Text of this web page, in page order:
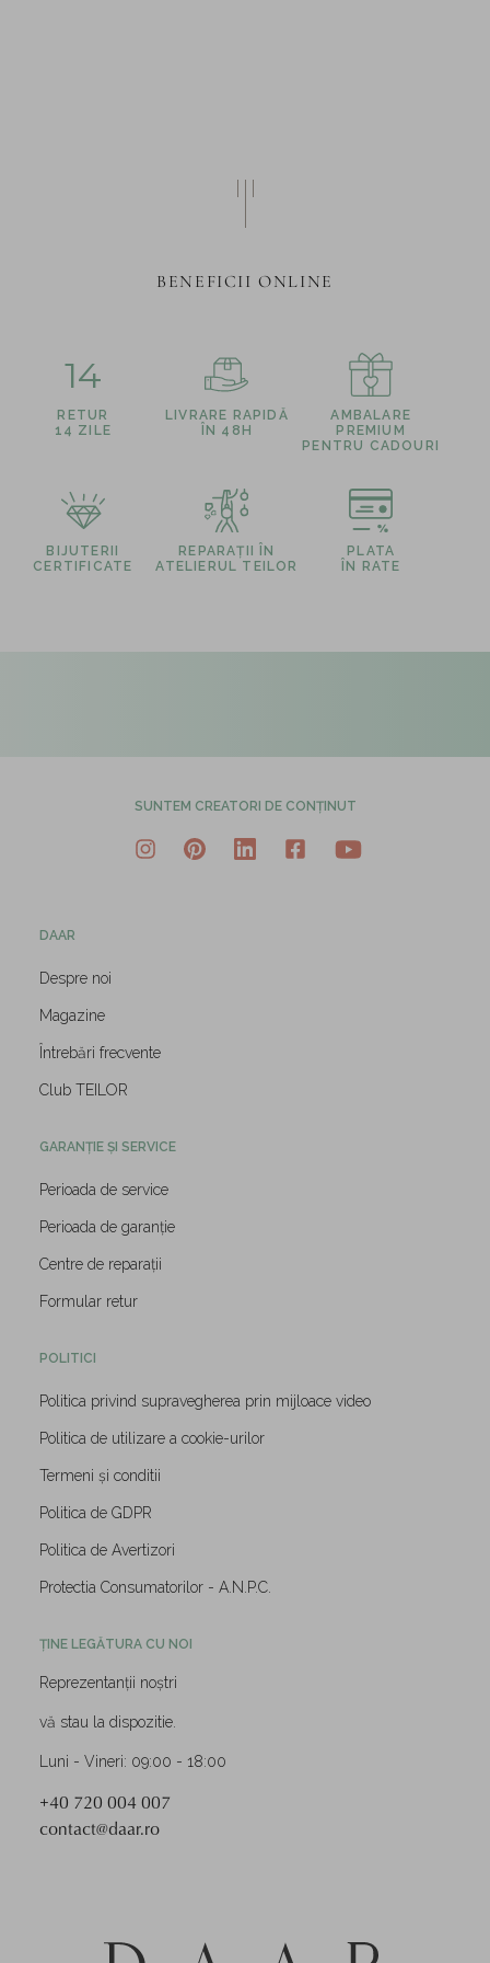
BENEFICII ONLINE
14
RETUR
14 ZILE
LIVRARE RAPIDĂ
ÎN 48H
AMBALARE
PREMIUM
PENTRU CADOURI
BIJUTERII
CERTIFICATE
REPARAȚII ÎN
ATELIERUL TEILOR
PLATA
ÎN RATE
SUNTEM CREATORI DE CONȚINUT
DAAR
Despre noi
Magazine
Întrebări frecvente
Club TEILOR
GARANȚIE ȘI SERVICE
Perioada de service
Perioada de garanție
Centre de reparații
Formular retur
POLITICI
Politica privind supravegherea prin mijloace video
Politica de utilizare a cookie-urilor
Termeni și conditii
Politica de GDPR
Politica de Avertizori
Protectia Consumatorilor - A.N.P.C.
ȚINE LEGĂTURA CU NOI
Reprezentanții noștri
vă stau la dispozitie.
Luni - Vineri: 09:00 - 18:00
+40 720 004 007
contact@daar.ro